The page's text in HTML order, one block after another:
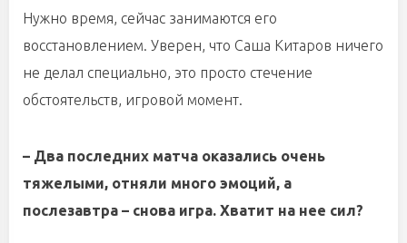
Нужно время, сейчас занимаются его
восстановлением. Уверен, что Саша Китаров ничего
не делал специально, это просто стечение
обстоятельств, игровой момент.
– Два последних матча оказались очень
тяжелыми, отняли много эмоций, а
послезавтра – снова игра. Хватит на нее сил?